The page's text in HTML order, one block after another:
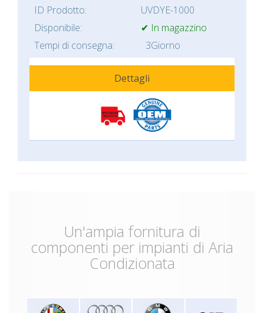
ID Prodotto:
UVDYE-1000
Disponibile:
✔ In magazzino
Tempi di consegna:
3Giorno
Dettagli
Un'ampia fornitura di
componenti per impianti di Aria
Condizionata